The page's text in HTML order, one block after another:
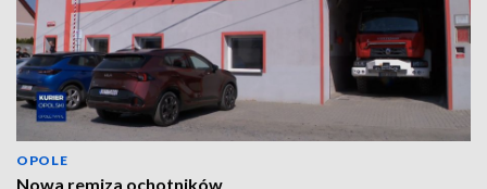
OPOLE
Nowa remiza ochotników